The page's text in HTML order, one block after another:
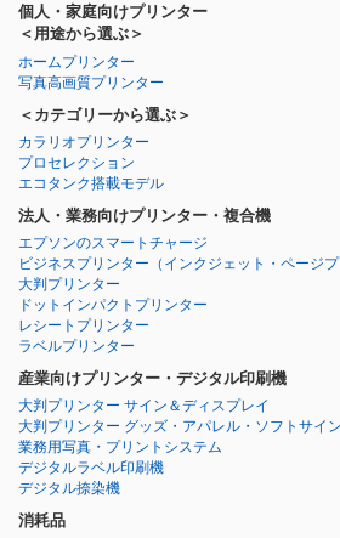
個人・家庭向けプリンター
＜用途から選ぶ＞
ホームプリンター
写真高画質プリンター
＜カテゴリーから選ぶ＞
カラリオプリンター
プロセレクション
エコタンク搭載モデル
法人・業務向けプリンター・複合機
エプソンのスマートチャージ
ビジネスプリンター （インクジェット・ページプ
大判プリンター
ドットインパクトプリンター
レシートプリンター
ラベルプリンター
産業向けプリンター・デジタル印刷機
大判プリンター サイン＆ディスプレイ
大判プリンター グッズ・アパレル・ソフトサイン
業務用写真・プリントシステム
デジタルラベル印刷機
デジタル捺染機
消耗品